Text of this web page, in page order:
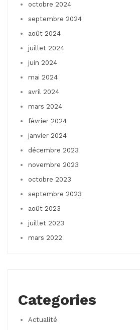
octobre 2024
septembre 2024
août 2024
juillet 2024
juin 2024
mai 2024
avril 2024
mars 2024
février 2024
janvier 2024
décembre 2023
novembre 2023
octobre 2023
septembre 2023
août 2023
juillet 2023
mars 2022
Categories
Actualité